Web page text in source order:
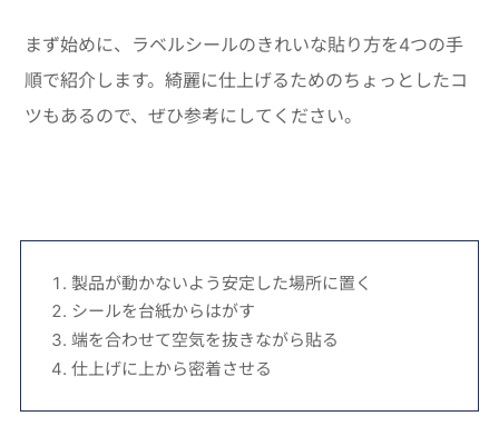
まず始めに、ラベルシールのきれいな貼り方を4つの手
順で紹介します。綺麗に仕上げるためのちょっとしたコ
ツもあるので、ぜひ参考にしてください。
製品が動かないよう安定した場所に置く
シールを台紙からはがす
端を合わせて空気を抜きながら貼る
仕上げに上から密着させる